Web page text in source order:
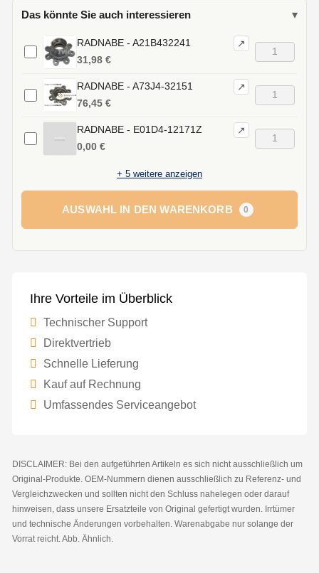
Das könnte Sie auch interessieren ▾
RADNABE - A21B432241 ↗
31,98 €
RADNABE - A73J4-32151 ↗
76,45 €
RADNABE - E01D4-12171Z ↗
0,00 €
+ 5 weitere anzeigen
AUSWAHL IN DEN WARENKORB 0
Ihre Vorteile im Überblick
Technischer Support
Direktvertrieb
Schnelle Lieferung
Kauf auf Rechnung
Umfassendes Serviceangebot
DISCLAIMER: Bei den aufgeführten Artikeln es sich nicht ausschließlich um
Original-Produkte. OEM-Nummern dienen ausschließlich zu Referenz- und
Vergleichzwecken und sollten nicht den Schluss nahelegen oder darauf
hinweisen, dass unsere Ersatzteile von Original gefertigt wurden. Irrtümer
und technische Änderungen vorbehalten. Warenabgabe nur solange der
Vorrat reicht. Abb. Ähnlich.